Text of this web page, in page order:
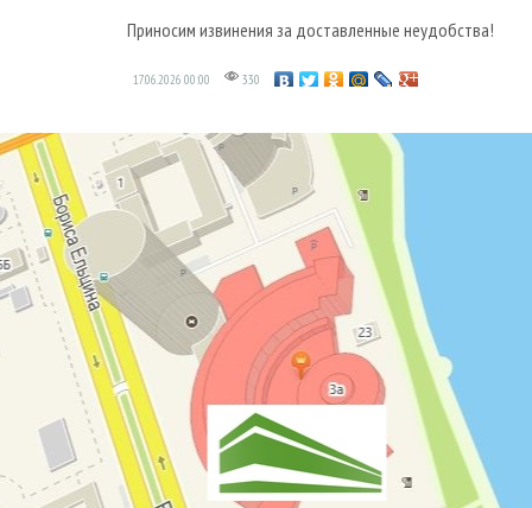
Приносим извинения за доставленные неудобства!
17.06.2026 00:00 330